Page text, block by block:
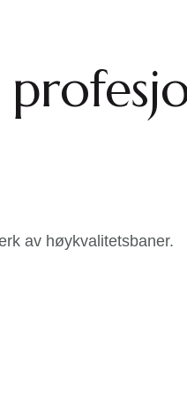
av høykvalitetsbaner.